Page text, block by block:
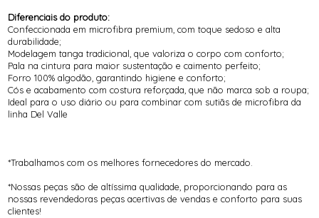
Diferenciais do produto:
Confeccionada em microfibra premium, com toque sedoso e alta
durabilidade;
Modelagem tanga tradicional, que valoriza o corpo com conforto;
Pala na cintura para maior sustentação e caimento perfeito;
Forro 100% algodão, garantindo higiene e conforto;
Cós e acabamento com costura reforçada, que não marca sob a roupa;
Ideal para o uso diário ou para combinar com sutiãs de microfibra da
linha Del Valle
*Trabalhamos com os melhores fornecedores do mercado.
*Nossas peças são de altíssima qualidade, proporcionando para as
nossas revendedoras peças acertivas de vendas e conforto para suas
clientes!